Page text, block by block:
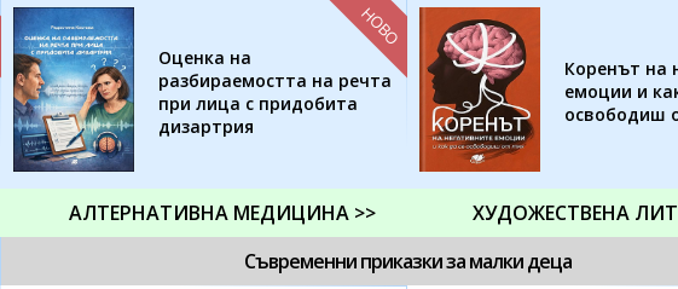
Оценка на
разбираемостта на речта
при лица с придобита
дизартрия
НОВО
Коренът на
емоции и
освободиш
АЛТЕРНАТИВНА МЕДИЦИНА >>
ХУДОЖЕСТВЕНА
Съвременни приказки за малки деца